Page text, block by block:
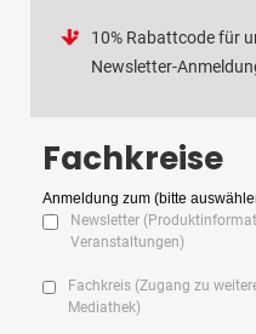
10% Rabattcode für
Newsletter-
Fachkreise
Anmeldung zum (bitte
Newsletter
Veranstaltungen)
Fachkreis (Zugang zu
Mediathek)